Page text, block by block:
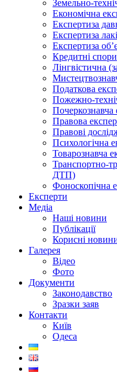
Земельно-
Економічна
Експертиза
Експертиза
Експертиза
Кредитні спори
Лінгвістична
Податкова
Пожежно-
Почеркознавча
Правова
Правові
Психологічна
Товарознавча
Транспортно-
ДТП)
Фоноскопічна
Експерти
Медіа
Наші новини
Публікації
Корисні
Галерея
Відео
Фото
Документи
Законодавство
Зразки заяв
Контакти
Київ
Одеса